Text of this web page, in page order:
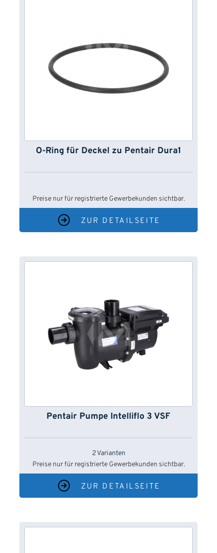
O-Ring für Deckel zu Pentair Dura1
Preise nur für registrierte Gewerbekunden sichtbar.
ZUR DETAILSEITE
Pentair Pumpe Intelliflo 3 VSF
2 Varianten
Preise nur für registrierte Gewerbekunden sichtbar.
ZUR DETAILSEITE